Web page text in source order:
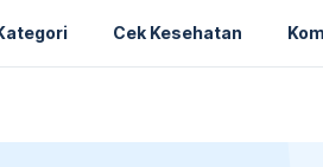
Cek Kesehatan